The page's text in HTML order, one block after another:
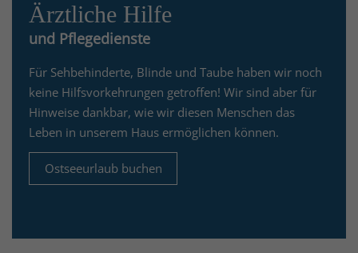
Ärztliche Hilfe
und Pflegedienste
Für Sehbehinderte, Blinde und Taube haben wir noch
keine Hilfsvorkehrungen getroffen! Wir sind aber für
Hinweise dankbar, wie wir diesen Menschen das
Leben in unserem Haus ermöglichen können.
Ostseeurlaub buchen